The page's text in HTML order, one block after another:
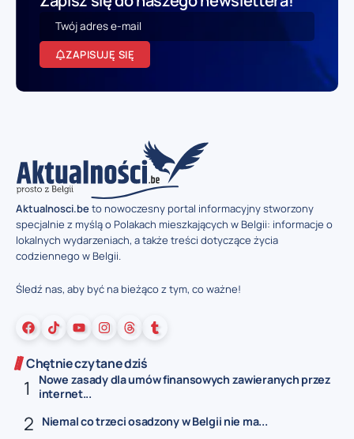
ZAPISUJĘ SIĘ
Aktualnosci.beto nowoczesny portal informacyjny stworzony
specjalnie z myślą o Polakach mieszkających w Belgii: informacje o
lokalnych wydarzeniach, a także treści dotyczące życia
codziennego w Belgii.
Śledź nas, aby być na bieżąco z tym, co ważne!
Chętnie czytane dziś
Nowe zasady dla umów finansowych zawieranych przez
internet...
Niemal co trzeci osadzony w Belgii nie ma...